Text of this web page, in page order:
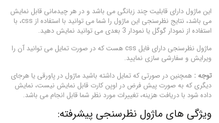
این ماژول دارای قابلیت چند زبانگی می باشد و در هر چیدمانی قابل نمایش
می باشد، نتایج نظرسنجی این ماژول را شما می توانید با استفاده از css، با
استفاده از نمودار گوگل یا نمودار 3 بعدی می توانید نمایش دهید.
ماژول نظرسنجی دارای فایل css هست که در صورت تمایل می توانید آن را
ویرایش و سفارشی سازی نمایید.
توجه : همچنین در صورتی که تمایل داشته باشید ماژول در پاورقی یا هرجای
دیگری که به صورت پیش فرض در اوپن کارت قابل نمایش نیست، نمایش
داده شود با دریافت هزینه، تغییرات مورد نظر شما قابل انجام می باشد.
ویژگی های ماژول نظرسنجی پیشرفته: